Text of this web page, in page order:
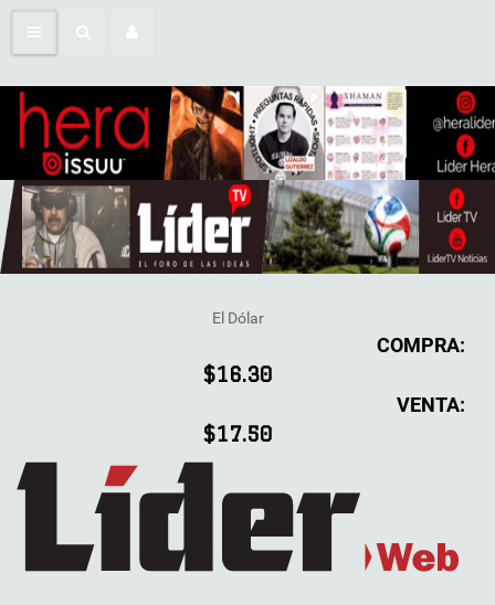
El Dólar
COMPRA:
$16.30
VENTA:
$17.50